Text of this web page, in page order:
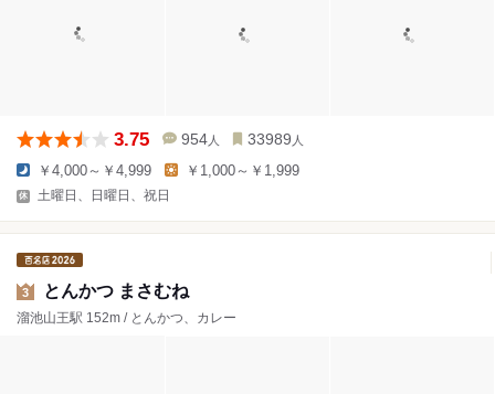
3.75 954 人 33989 人
￥4,000～￥4,999 ￥1,000～￥1,999
土曜日、日曜日、祝日
3 とんかつ まさむね
溜池山王駅 152m / とんかつ、カレー